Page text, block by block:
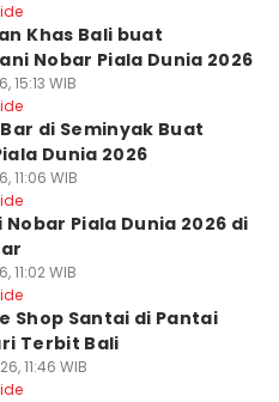
Khas Bali buat
Nobar Piala Dunia 2026
15:13 WIB
di Seminyak Buat
Dunia 2026
11:06 WIB
Nobar Piala Dunia 2026 di
11:02 WIB
Shop Santai di Pantai
Terbit Bali
11:46 WIB